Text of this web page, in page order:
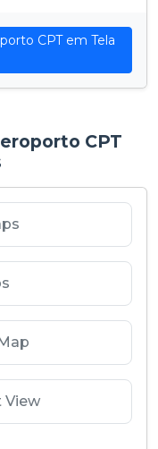
CPT
View